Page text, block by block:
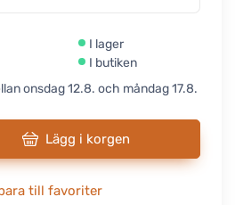
I lager
I butiken
onsdag 12.8. och måndag 17.8.
Lägg i korgen
till favoriter